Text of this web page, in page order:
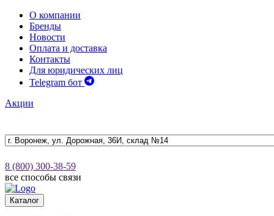
О компании
Бренды
Новости
Оплата и доставка
Контакты
Для юридических лиц
Telegram бот
Акции
8 (800) 300-38-59
все способы связи
Каталог